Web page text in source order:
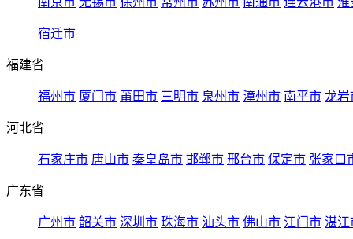
宿迁市
福建省
福州市 厦门市 莆田市 三明市 泉州市 漳州市 南平市 龙岩
河北省
石家庄市 唐山市 秦皇岛市 邯郸市 邢台市 保定市 张家口
广东省
广州市 韶关市 深圳市 珠海市 汕头市 佛山市 江门市 湛江